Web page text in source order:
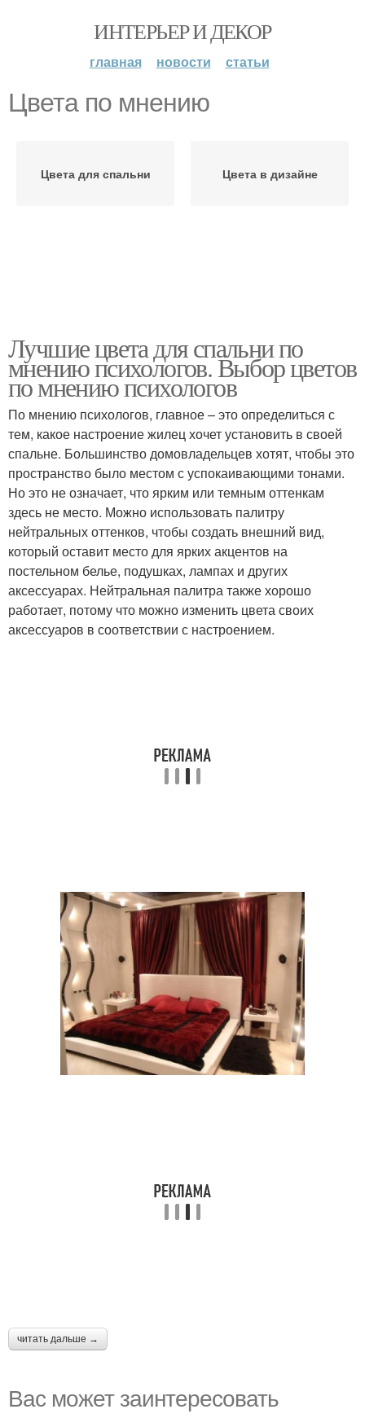
ИНТЕРЬЕР И ДЕКОР
главная новости статьи
Цвета по мнению
Цвета для спальни Цвета в дизайне
Лучшие цвета для спальни по
мнению психологов. Выбор цветов
по мнению психологов
По мнению психологов, главное – это определиться с
тем, какое настроение жилец хочет установить в своей
спальне. Большинство домовладельцев хотят, чтобы это
пространство было местом с успокаивающими тонами.
Но это не означает, что ярким или темным оттенкам
здесь не место. Можно использовать палитру
нейтральных оттенков, чтобы создать внешний вид,
который оставит место для ярких акцентов на
постельном белье, подушках, лампах и других
аксессуарах. Нейтральная палитра также хорошо
работает, потому что можно изменить цвета своих
аксессуаров в соответствии с настроением.
читать дальше →
Вас может заинтересовать